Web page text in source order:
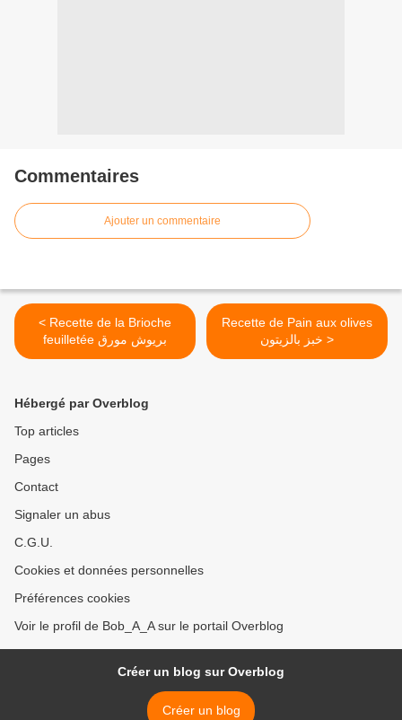
Commentaires
Ajouter un commentaire
< Recette de la Brioche
feuilletée بريوش مورق
Recette de Pain aux olives
خبز بالزيتون >
Hébergé par Overblog
Top articles
Pages
Contact
Signaler un abus
C.G.U.
Cookies et données personnelles
Préférences cookies
Voir le profil de Bob_A_A sur le portail Overblog
Créer un blog sur Overblog
Créer un blog